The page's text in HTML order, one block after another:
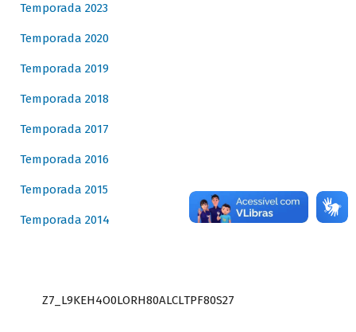
Temporada 2023
Temporada 2020
Temporada 2019
Temporada 2018
Temporada 2017
Temporada 2016
Temporada 2015
Temporada 2014
Z7_L9KEH4O0LORH80ALCLTPF80S27